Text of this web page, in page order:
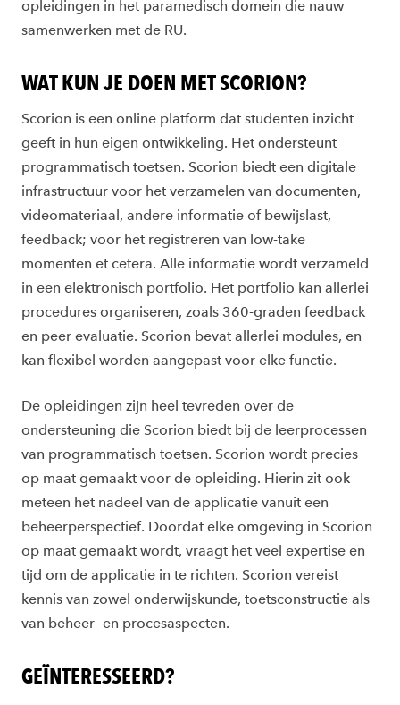
opleidingen in het paramedisch domein die nauw
samenwerken met de RU.
WAT KUN JE DOEN MET SCORION?
Scorion is een online platform dat studenten inzicht
geeft in hun eigen ontwikkeling. Het ondersteunt
programmatisch toetsen. Scorion biedt een digitale
infrastructuur voor het verzamelen van documenten,
videomateriaal, andere informatie of bewijslast,
feedback; voor het registreren van low-take
momenten et cetera. Alle informatie wordt verzameld
in een elektronisch portfolio. Het portfolio kan allerlei
procedures organiseren, zoals 360-graden feedback
en peer evaluatie. Scorion bevat allerlei modules, en
kan flexibel worden aangepast voor elke functie.
De opleidingen zijn heel tevreden over de
ondersteuning die Scorion biedt bij de leerprocessen
van programmatisch toetsen. Scorion wordt precies
op maat gemaakt voor de opleiding. Hierin zit ook
meteen het nadeel van de applicatie vanuit een
beheerperspectief. Doordat elke omgeving in Scorion
op maat gemaakt wordt, vraagt het veel expertise en
tijd om de applicatie in te richten. Scorion vereist
kennis van zowel onderwijskunde, toetsconstructie als
van beheer- en procesaspecten.
GEÏNTERESSEERD?